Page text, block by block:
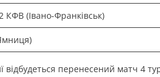
КФВ (Івано-Франківськ)
відбудеться перенесений матч 4